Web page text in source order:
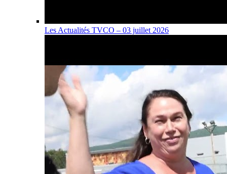
Les Actualités TVCO – 03 juillet 2026